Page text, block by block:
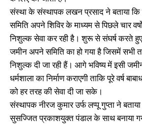
संस्था के संस्थापक लखन प्रसाद ने बताया कि
समिति अपने शिविर के माध्यम से पिछले चार
निशुल्क सेवा कर रही है। शुरू से संघर्ष करते
जमीन अपने समिति का हो गया है जिसमें सभी
निशुल्क दी जा रही हैं। आगे भविष्य में इसी
धर्मशाला का निर्माण कराएगी ताकि पूरे वर्ष
को हर तरह की सेवा दी जा सके।
संस्थापक नीरज कुमार उर्फ लप्पू गुप्ता ने बताया
सुसज्जित प्रकाशयुक्त पंडाल के साथ बनाया